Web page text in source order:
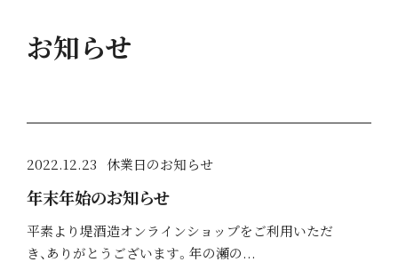
お知らせ
2022.12.23 休業日のお知らせ
年末年始のお知らせ
平素より堤酒造オンラインショップをご利用いただ
き、ありがとうございます。年の瀬の...